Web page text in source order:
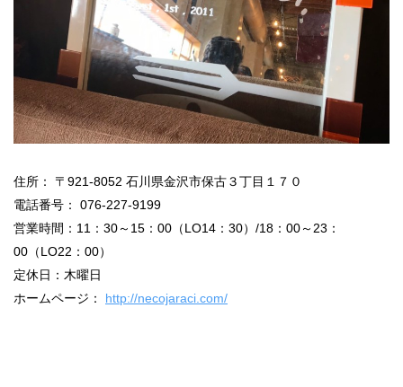
住所： 〒921-8052 石川県金沢市保古３丁目１７０
電話番号： 076-227-9199
営業時間：11：30～15：00（LO14：30）/18：00～23：
00（LO22：00）
定休日：木曜日
ホームページ： http://necojaraci.com/